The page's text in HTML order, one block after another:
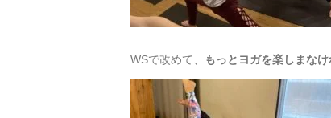
WSで改めて、 もっとヨガを楽しまなけ